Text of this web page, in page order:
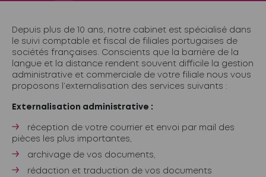
Depuis plus de 10 ans, notre cabinet est spécialisé dans
le suivi comptable et fiscal de filiales portugaises de
sociétés françaises. Conscients que la barrière de la
langue et la distance rendent souvent difficile la gestion
administrative et commerciale de votre filiale nous vous
proposons l’externalisation des services suivants :
Externalisation administrative :
réception de votre courrier et envoi par mail des
pièces les plus importantes,
archivage de vos documents,
rédaction et traduction de vos documents